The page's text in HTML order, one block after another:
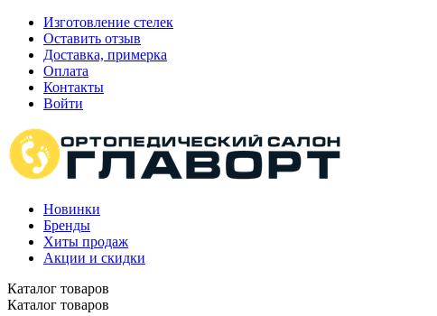
Изготовление стелек
Оставить отзыв
Доставка, примерка
Оплата
Контакты
Войти
Новинки
Бренды
Хиты продаж
Акции и скидки
Каталог товаров
Каталог товаров